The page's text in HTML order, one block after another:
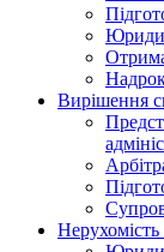
Вирішення